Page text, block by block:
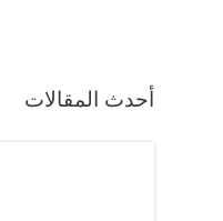
أحدث المقالات